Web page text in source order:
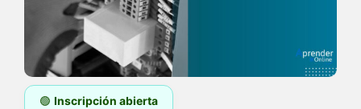
🟢Inscripción abierta